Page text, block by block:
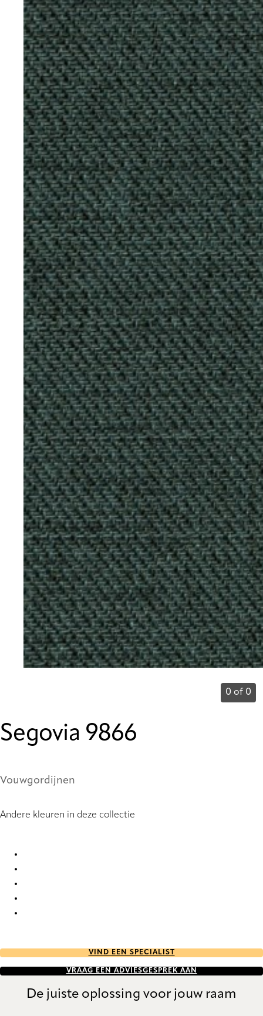
0 of 0
Segovia 9866
Vouwgordijnen
Andere kleuren in deze collectie
VIND EEN SPECIALIST
VRAAG EEN ADVIESGESPREK AAN
De juiste oplossing voor jouw raam